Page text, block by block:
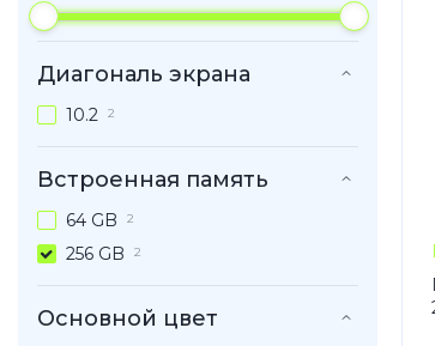
Диагональ экрана
10.2 2
Встроенная память
64 GB 2
256 GB 2
Основной цвет